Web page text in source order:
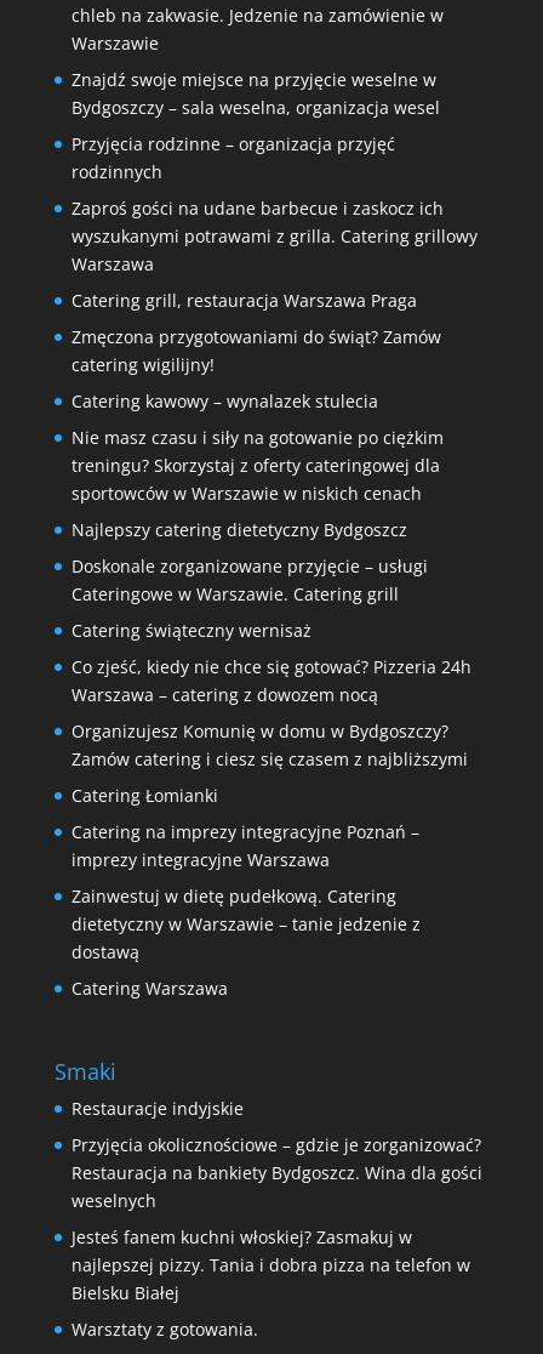
chleb na zakwasie. Jedzenie na zamówienie w
Warszawie
Znajdź swoje miejsce na przyjęcie weselne w
Bydgoszczy – sala weselna, organizacja wesel
Przyjęcia rodzinne – organizacja przyjęć
rodzinnych
Zaproś gości na udane barbecue i zaskocz ich
wyszukanymi potrawami z grilla. Catering grillowy
Warszawa
Catering grill, restauracja Warszawa Praga
Zmęczona przygotowaniami do świąt? Zamów
catering wigilijny!
Catering kawowy – wynalazek stulecia
Nie masz czasu i siły na gotowanie po ciężkim
treningu? Skorzystaj z oferty cateringowej dla
sportowców w Warszawie w niskich cenach
Najlepszy catering dietetyczny Bydgoszcz
Doskonale zorganizowane przyjęcie – usługi
Cateringowe w Warszawie. Catering grill
Catering świąteczny wernisaż
Co zjeść, kiedy nie chce się gotować? Pizzeria 24h
Warszawa – catering z dowozem nocą
Organizujesz Komunię w domu w Bydgoszczy?
Zamów catering i ciesz się czasem z najbliższymi
Catering Łomianki
Catering na imprezy integracyjne Poznań –
imprezy integracyjne Warszawa
Zainwestuj w dietę pudełkową. Catering
dietetyczny w Warszawie – tanie jedzenie z
dostawą
Catering Warszawa
Smaki
Restauracje indyjskie
Przyjęcia okolicznościowe – gdzie je zorganizować?
Restauracja na bankiety Bydgoszcz. Wina dla gości
weselnych
Jesteś fanem kuchni włoskiej? Zasmakuj w
najlepszej pizzy. Tania i dobra pizza na telefon w
Bielsku Białej
Warsztaty z gotowania.